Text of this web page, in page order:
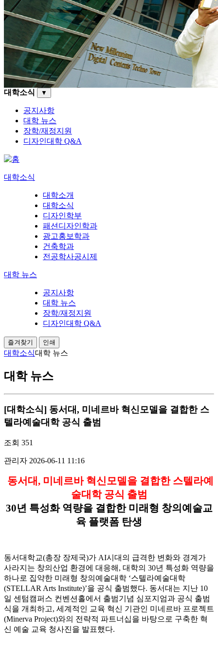
대학소식 ▼
공지사항
대학 뉴스
장학/재정지원
디자인대학 Q&A
대학소식
대학소개
대학소식
디자인학부
패션디자인학과
광고홍보학과
건축학과
전공학사공시제
대학 뉴스
공지사항
대학 뉴스
장학/재정지원
디자인대학 Q&A
즐겨찾기 인쇄
대학소식대학 뉴스
대학 뉴스
[대학소식] 동서대, 미네르바 혁신모델을 결합한 스
텔라예술대학 공식 출범
조회 351
관리자 2026-06-11 11:16
동서대, 미네르바 혁신모델을 결합한 스텔라예
술대학 공식 출범
30년 특성화 역량을 결합한 미래형 창의예술교
육 플랫폼 탄생
동서대학교(총장 장제국)가 AI시대의 급격한 변화와 경계가
사라지는 창의산업 환경에 대응해, 대학의 30년 특성화 역량을
하나로 집약한 미래형 창의예술대학 ‘스텔라예술대학
(STELLAR Arts Institute)’을 공식 출범했다. 동서대는 지난 10
일 센텀캠퍼스 컨벤션홀에서 출범기념 심포지엄과 공식 출범
식을 개최하고, 세계적인 교육 혁신 기관인 미네르바 프로젝트
(Minerva Project)와의 전략적 파트너십을 바탕으로 구축한 혁
신 예술 교육 청사진을 발표했다.